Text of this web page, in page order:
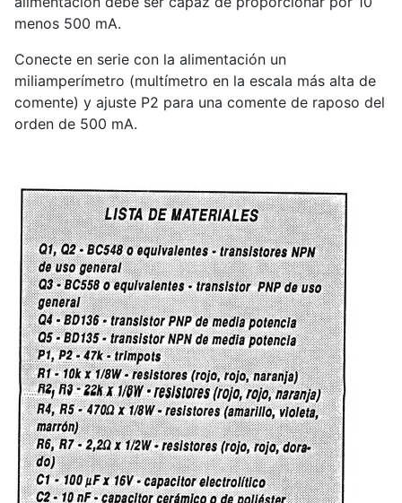
menos 500 mA.
Conecte en serie con la alimentación un
miliamperímetro (multímetro en la escala más alta de
comente) y ajuste P2 para una comente de raposo del
orden de 500 mA.